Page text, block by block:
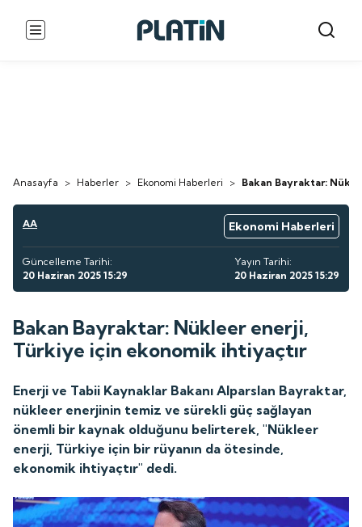
Anasayfa > Haberler > Ekonomi Haberleri > Bakan Bayraktar:
AA Ekonomi Haberleri
Güncelleme Tarihi:
20 Haziran 2025 15:29
Yayın Tarihi:
20 Haziran 2025 15:29
Bakan Bayraktar: Nükleer enerji,
Türkiye için ekonomik ihtiyaçtır
Enerji ve Tabii Kaynaklar Bakanı Alparslan Bayraktar,
nükleer enerjinin temiz ve sürekli güç sağlayan
önemli bir kaynak olduğunu belirterek, "Nükleer
enerji, Türkiye için bir rüyanın da ötesinde,
ekonomik ihtiyaçtır" dedi.